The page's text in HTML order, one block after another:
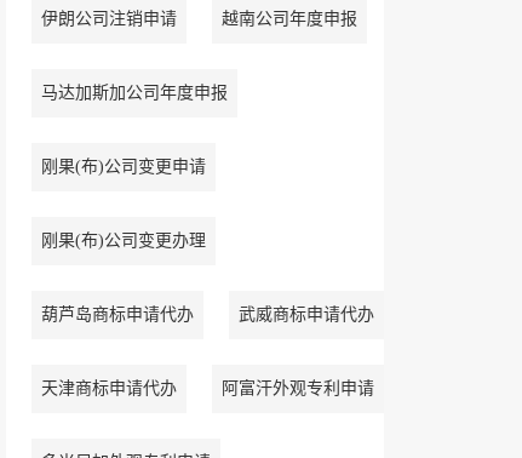
伊朗公司注销申请 越南公司年度申报
马达加斯加公司年度申报
刚果(布)公司变更申请
刚果(布)公司变更办理
葫芦岛商标申请代办 武威商标申请代办
天津商标申请代办 阿富汗外观专利申请